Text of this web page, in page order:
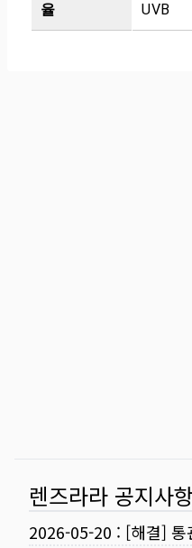
율
UVB
렌즈라라 공지사항
2026-05-20 : [해결] 통